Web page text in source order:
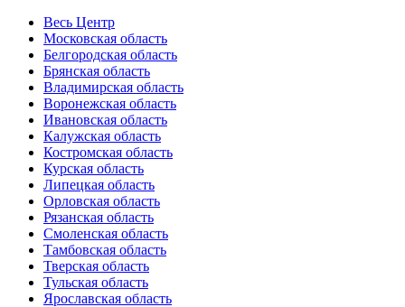
Весь Центр
Московская область
Белгородская область
Брянская область
Владимирская область
Воронежская область
Ивановская область
Калужская область
Костромская область
Курская область
Липецкая область
Орловская область
Рязанская область
Смоленская область
Тамбовская область
Тверская область
Тульская область
Ярославская область